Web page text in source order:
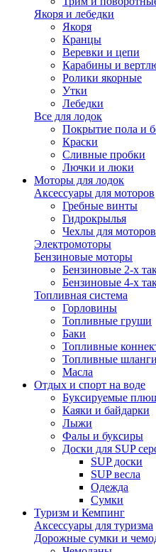
Якоря и лебедки
Якоря
Кранцы
Веревки и цепи
Карабины и
Ролики якорные
Утки
Лебедки
Все для лодок
Покрытие пола и
Краски
Сливные пробки
Лючки и люки
Моторы для лодок
Аксессуары для моторов
Гребные винты
Гидрокрылья
Чехлы для моторов
Электромоторы
Бензиновые моторы
Бензиновые 2-х
Бензиновые 4-х
Топливная система
Горловины
Топливные груши
Баки
Топливные
Топливные шланги
Масла
Отдых и спорт на воде
Буксируемые
Каяки и байдарки
Лыжи
Фалы и буксиры
Доски для SUP
SUP доски
SUP весла
Одежда
Сумки
Туризм и Кемпинг
Аксессуары для туризма
Дорожные сумки и